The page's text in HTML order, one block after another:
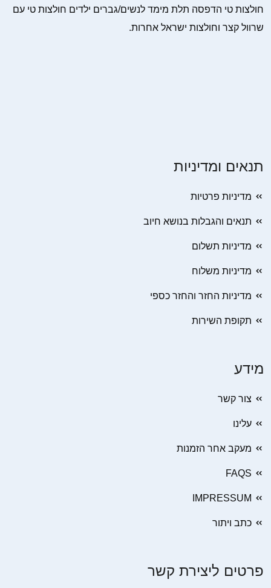
חולצות טי הדפסה תלת מימד לנשים/גברים ילדים חולצות טי עם
שרוול קצר וחולצות ישראל אחרות.
תנאים ומדיניות
מדיניות פרטיות
תנאים והגבלות בנושא חיוב
מדיניות תשלום
מדיניות משלוח
מדיניות החזר והחזר כספי
תקופת השירות
מידע
צור קשר
עלינו
מעקב אחר הזמנות
FAQS
IMPRESSUM
כתב ויתור
פרטים ליצירת קשר